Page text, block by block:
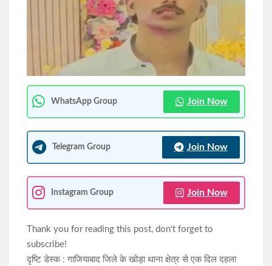
शादी का झांसा देकर दुष्कर्म करने का आरोपी मुंबई से गिरफ्तार, न्यायिक
झारखंड में SIR के दौरान 63.24 लाख नोटिस जारी, रांची में सबसे अधिक
6.89 लाख मामले
WhatsApp Group Join Now
Telegram Group Join Now
Instagram Group Join Now
Thank you for reading this post, don't forget to
subscribe!
​दृष्टि डेस्क : गाजियाबाद जिले के खोड़ा थाना क्षेत्र से एक दिल दहला